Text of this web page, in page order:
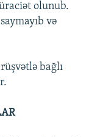
olunub.
və
bağlı